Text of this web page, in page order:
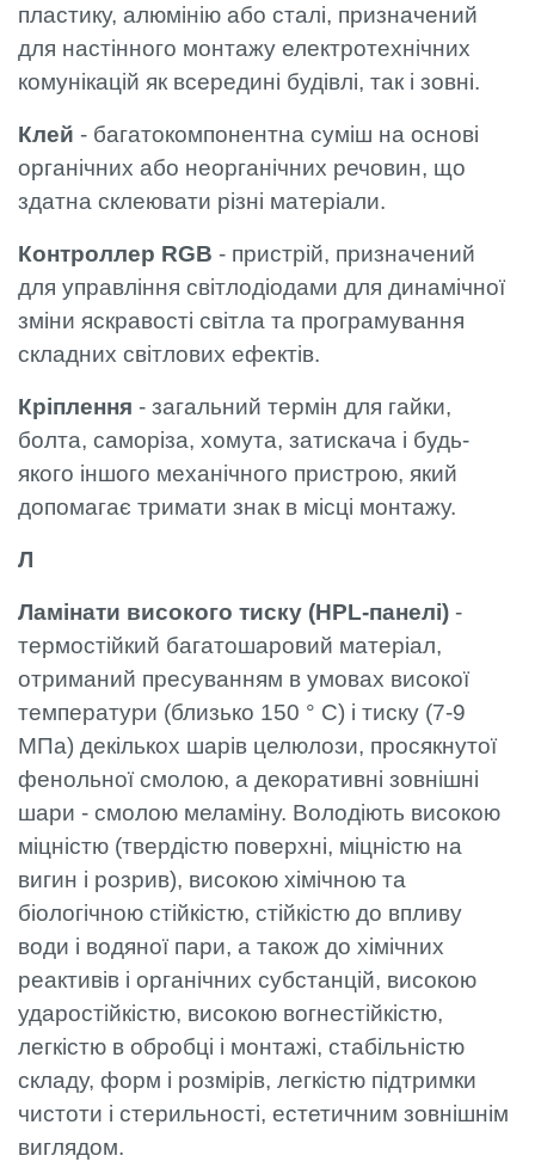
пластику, алюмінію або сталі, призначений
для настінного монтажу електротехнічних
комунікацій як всередині будівлі, так і зовні.
Клей - багатокомпонентна суміш на основі
органічних або неорганічних речовин, що
здатна склеювати різні матеріали.
Контроллер RGB - пристрій, призначений
для управління світлодіодами для динамічної
зміни яскравості світла та програмування
складних світлових ефектів.
Кріплення - загальний термін для гайки,
болта, саморіза, хомута, затискача і будь-
якого іншого механічного пристрою, який
допомагає тримати знак в місці монтажу.
Л
Ламінати високого тиску (HPL-панелі) -
термостійкий багатошаровий матеріал,
отриманий пресуванням в умовах високої
температури (близько 150 ° C) і тиску (7-9
МПа) декількох шарів целюлози, просякнутої
фенольної смолою, а декоративні зовнішні
шари - смолою меламіну. Володіють високою
міцністю (твердістю поверхні, міцністю на
вигин і розрив), високою хімічною та
біологічною стійкістю, стійкістю до впливу
води і водяної пари, а також до хімічних
реактивів і органічних субстанцій, високою
ударостійкістю, високою вогнестійкістю,
легкістю в обробці і монтажі, стабільністю
складу, форм і розмірів, легкістю підтримки
чистоти і стерильності, естетичним зовнішнім
виглядом.